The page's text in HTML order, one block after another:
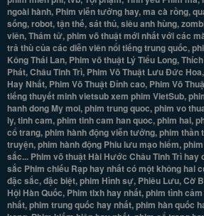
ngoài hành, Phim viễn tưởng hay, ma cà rồng,
sống, robot, tận thế, sát thủ, siêu anh hùng,
viên, Thám tử, phim võ thuật mới nhất với các
trả thù của các diễn viên nổi tiếng trung quốc,
Kông Thái Lan, Phim võ thuật Lý Tiểu Long,
Phát, Châu Tinh Trì, Phim Võ Thuật Lưu Đức
Hay Nhất, Phim Võ Thuật Đỉnh cao, Phim Võ
tiếng thuyết minh vietsub xem phim VietSub,
hanh dong My moi, phim trung quoc, phim vo
ly, tinh cam, phim tinh cam han quoc, phim hai,
cổ trang, phim hành động viễn tưởng, phim thần
truyện, phim hành động Phiu lưu mạo hiểm,
sắc... Phim võ thuật Hài Hước Châu Tinh Trì
sắc Phim chiếu Rạp hay nhất có một không hai
đặc sắc, đặc biệt, phim Hình sự, Phiêu Lưu, Cờ
Hội Hàn Quốc, Phim tlxh hay nhất, phim tình
nhất, phim trung quốc hay nhất, phim hàn quốc